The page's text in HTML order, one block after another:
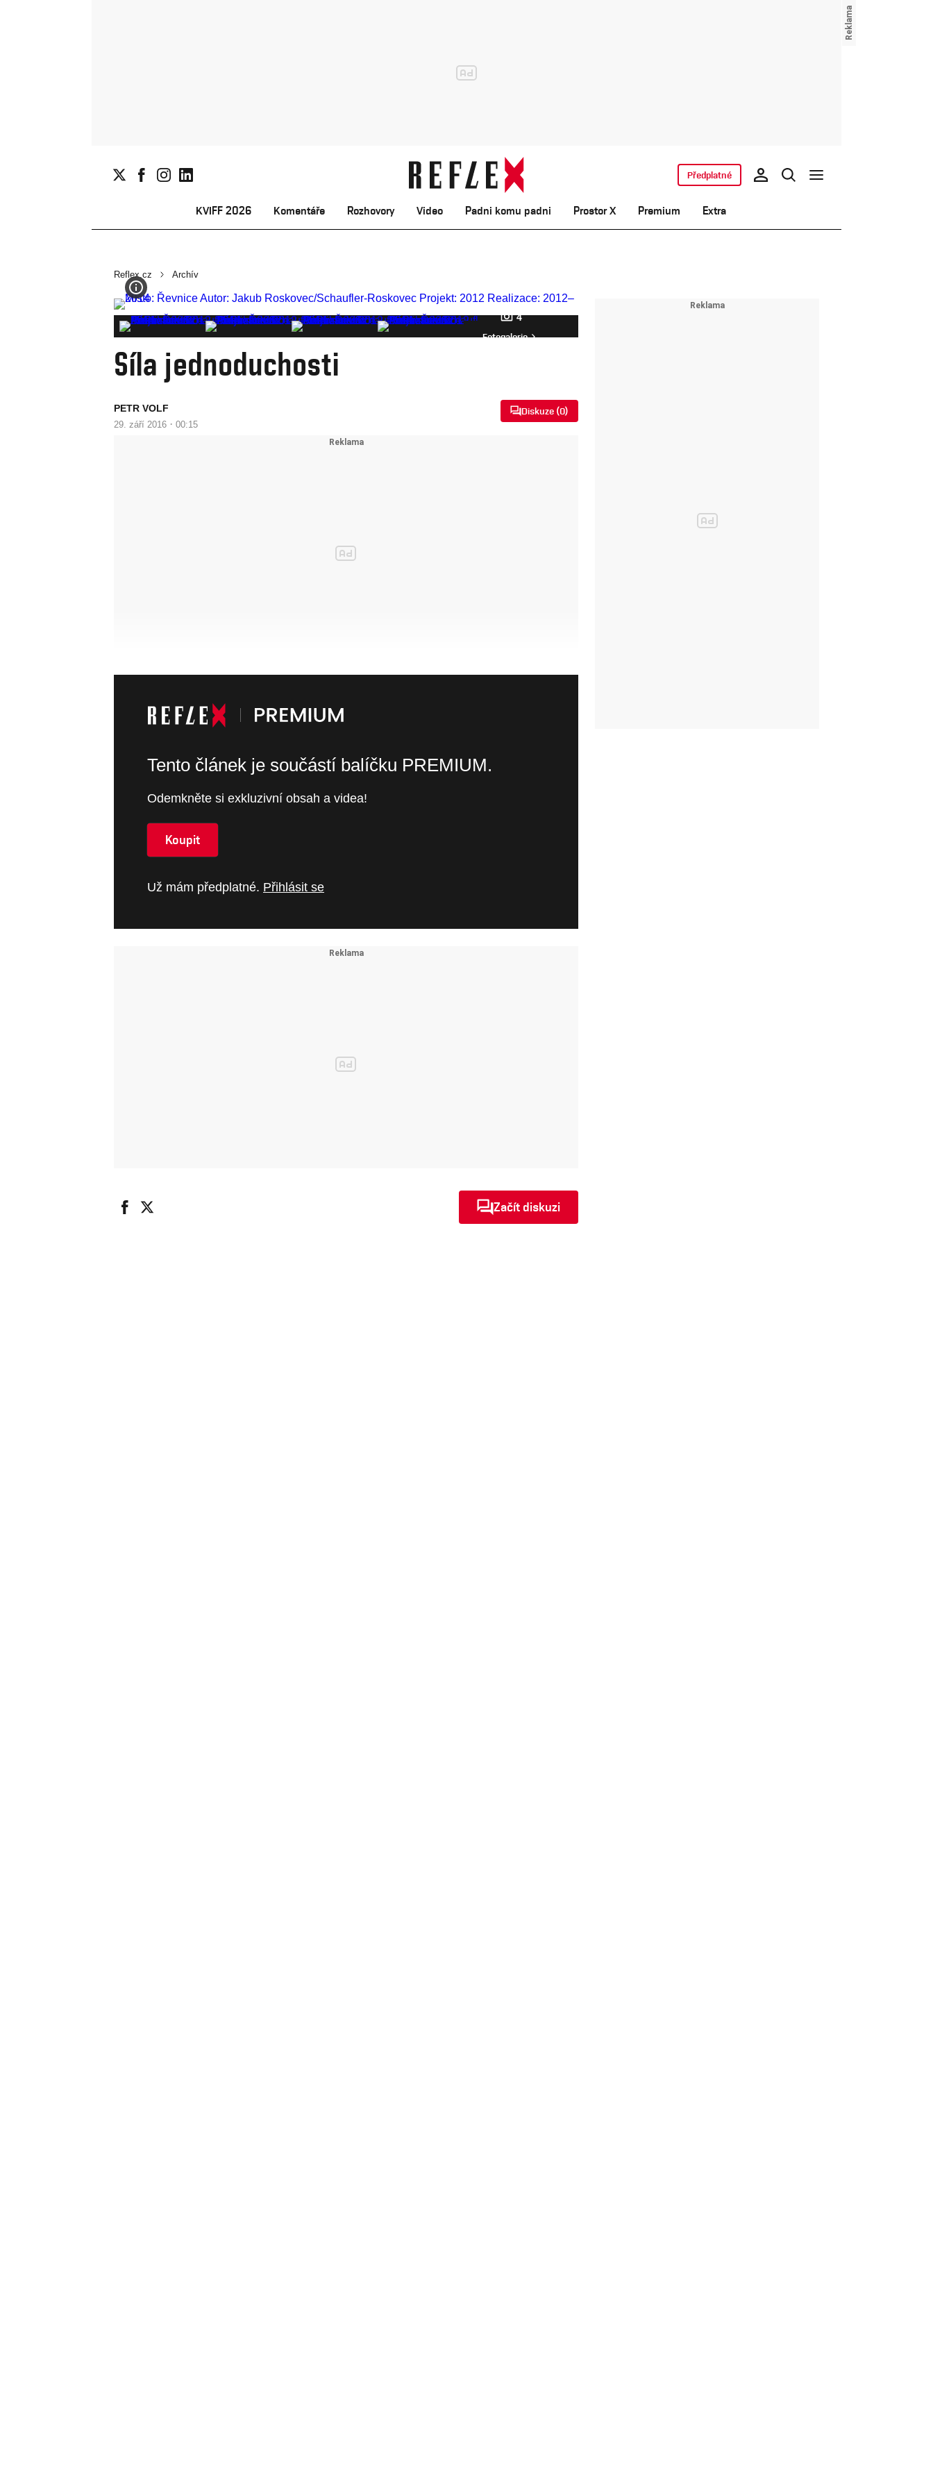
KVIFF 2026 Komentáře Rozhovory Video Padni komu padni Prostor X Premium Extra
Předplatné
Reflex.cz Archív
4
Fotogalerie
Síla jednoduchosti
PETR VOLF
29. září 2016 · 00:15
Diskuze (0)
Tento článek je součástí balíčku PREMIUM.
Odemkněte si exkluzivní obsah a videa!
Koupit
Už mám předplatné. Přihlásit se
Začít diskuzi